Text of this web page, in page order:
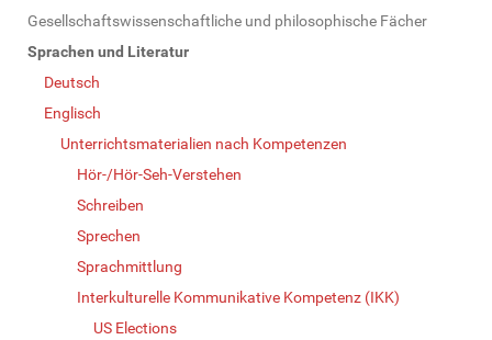
Gesellschaftswissenschaftliche und philosophische Fächer
Sprachen und Literatur
Deutsch
Englisch
Unterrichtsmaterialien nach Kompetenzen
Hör-/Hör-Seh-Verstehen
Schreiben
Sprechen
Sprachmittlung
Interkulturelle Kommunikative Kompetenz (IKK)
US Elections